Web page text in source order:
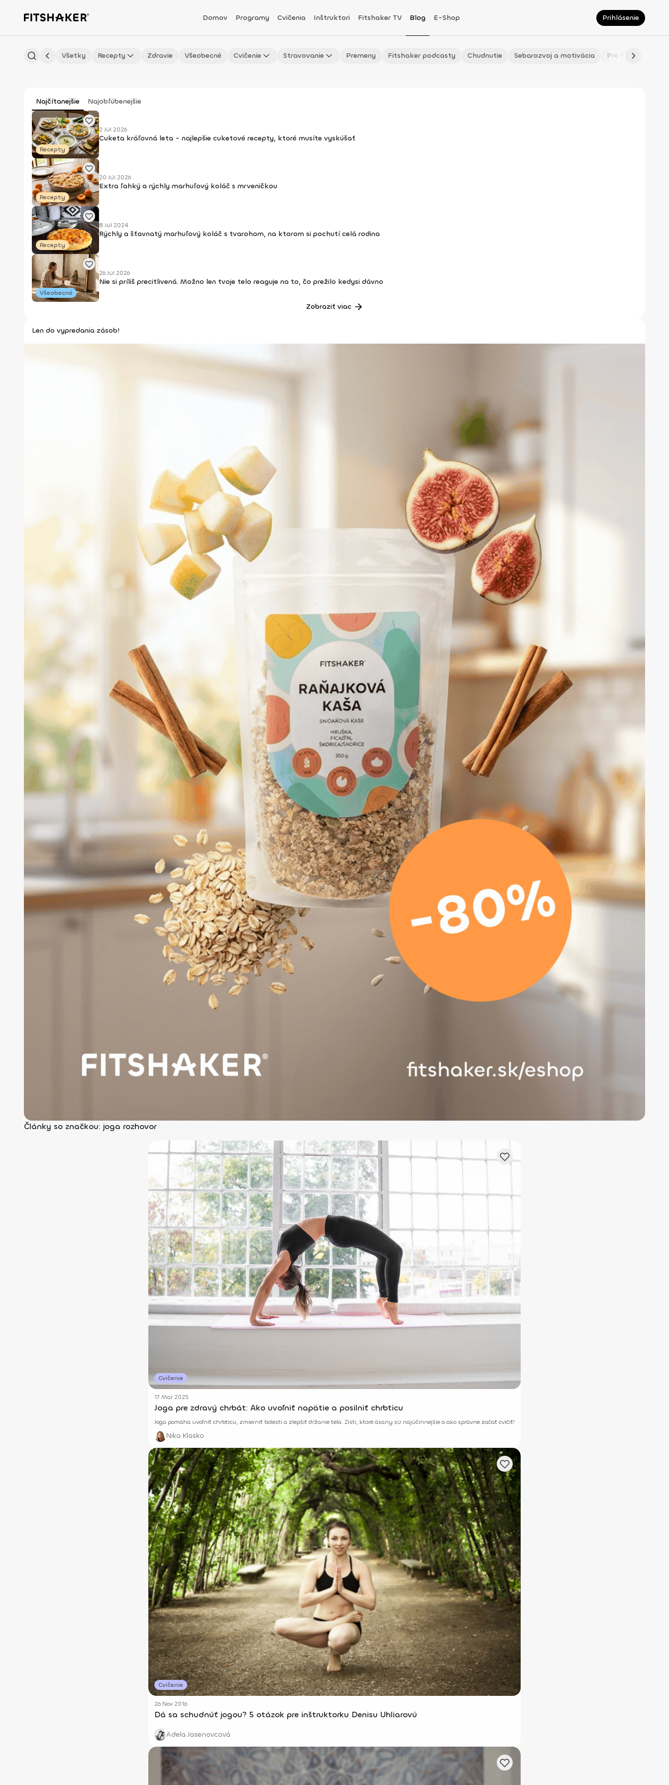
Domov Programy Cvičenia Inštruktori Fitshaker TV Blog E-Shop Prihlásenie
Všetky Recepty Zdravie Všeobecné Cvičenie Stravovanie Premeny Fitshaker podcasty Chudnutie Sebarozvoj a motivácia Pre fitmaminky
Najčítanejšie Najobľúbenejšie
Recepty
2 Júl 2026
Cuketa kráľovná leta - najlepšie cuketové recepty, ktoré musíte vyskúšať
Recepty
20 Júl 2026
Extra ľahký a rýchly marhuľový koláč s mrveničkou
Recepty
8 Júl 2024
Rýchly a šťavnatý marhuľový koláč s tvarohom, na ktorom si pochutí celá rodina
Všeobecné
26 Júl 2026
Nie si príliš precitlivená. Možno len tvoje telo reaguje na to, čo prežilo kedysi dávno
Zobraziť viac
Len do vypredania zásob!
Články so značkou: joga rozhovor
Cvičenie
17 Mar 2025
Joga pre zdravý chrbát: Ako uvoľniť napätie a posilniť chrbticu
Joga pomáha uvoľniť chrbticu, zmierniť bolesti a zlepšiť držanie tela. Zisti, ktoré ásany sú najúčinnejšie a ako správne začať cvičiť!
Nika Klasko
Cvičenie
26 Nov 2016
Dá sa schudnúť jogou? 5 otázok pre inštruktorku Denisu Uhliarovú
Adela Jasenovcová